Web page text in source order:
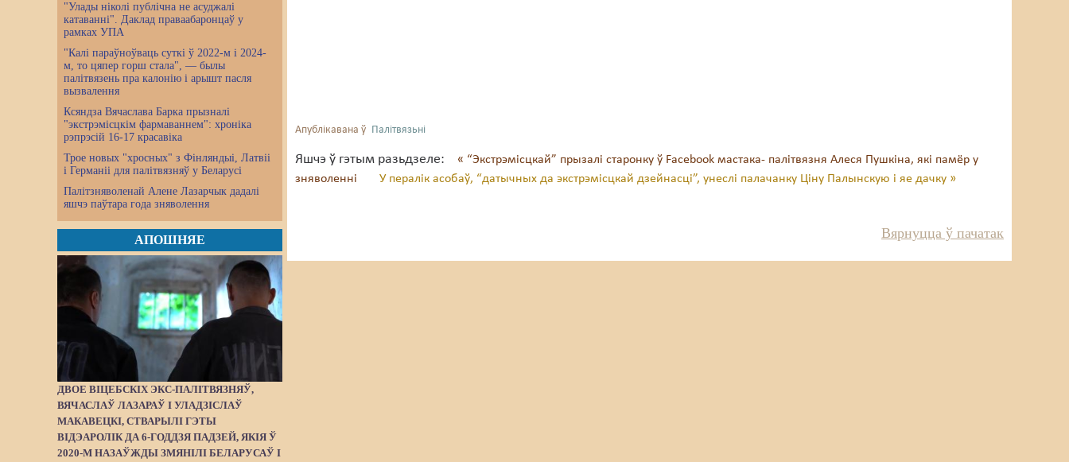
"Улады ніколі публічна не асуджалі
катаванні". Даклад праваабаронцаў у
рамках УПА
"Калі параўноўваць суткі ў 2022-м і 2024-
м, то цяпер горш стала", — былы
палітвязень пра калонію і арышт пасля
вызвалення
Ксяндза Вячаслава Барка прызналі
"экстрэмісцкім фармаваннем": хроніка
рэпрэсій 16-17 красавіка
Трое новых "хросных" з Фінляндыі, Латвіі
і Германіі для палітвязняў у Беларусі
Палітзняволенай Алене Лазарчык дадалі
яшчэ паўтара года зняволення
АПОШНЯЕ
ДВОЕ ВІЦЕБСКІХ ЭКС-ПАЛІТВЯЗНЯЎ,
ВЯЧАСЛАЎ ЛАЗАРАЎ І УЛАДЗІСЛАЎ
МАКАВЕЦКІ, СТВАРЫЛІ ГЭТЫ
ВІДЭАРОЛІК ДА 6-ГОДДЗЯ ПАДЗЕЙ, ЯКІЯ Ў
2020-М НАЗАЎЖДЫ ЗМЯНІЛІ БЕЛАРУСАЎ І
Апублікавана ў Палітвязьні
Яшчэ ў гэтым разьдзеле:
« “Экстрэмісцкай” прызалі старонку ў Facebook мастака- палітвязня Алеся Пушкіна, які памёр у
зняволенні
У пералік асобаў, “датычных да экстрэмісцкай дзейнасці”, унеслі палачанку Ціну Палынскую і яе дачку »
Вярнуцца ў пачатак